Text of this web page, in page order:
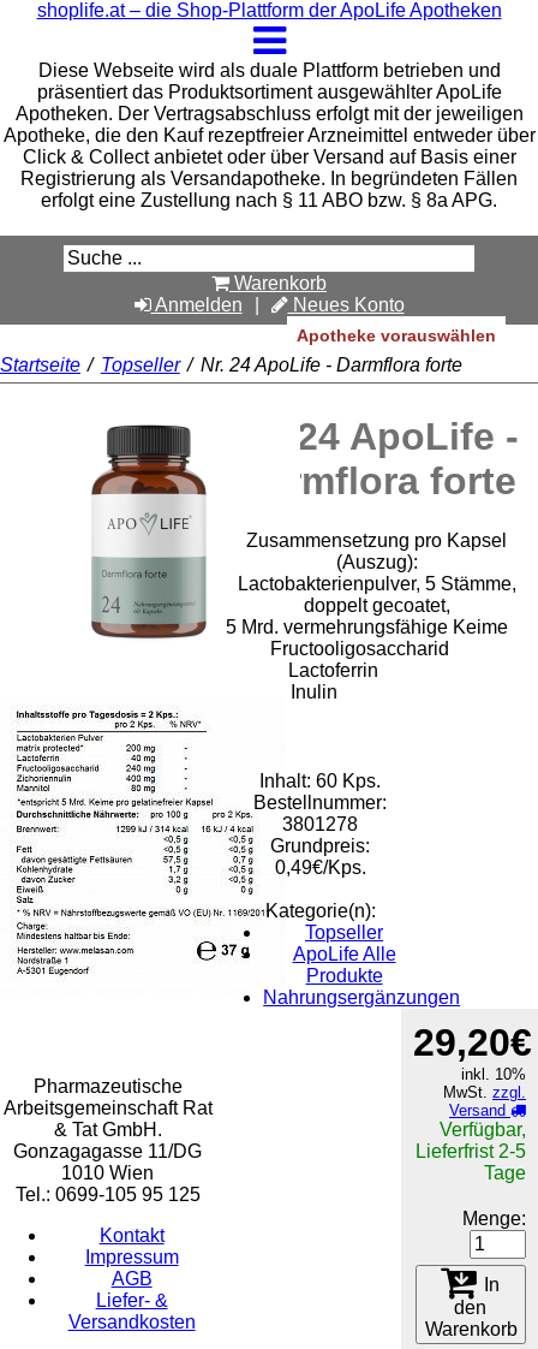
shoplife.at – die Shop-Plattform der ApoLife Apotheken
Diese Webseite wird als duale Plattform betrieben und
präsentiert das Produktsortiment ausgewählter ApoLife
Apotheken. Der Vertragsabschluss erfolgt mit der jeweiligen
Apotheke, die den Kauf rezeptfreier Arzneimittel entweder über
Click & Collect anbietet oder über Versand auf Basis einer
Registrierung als Versandapotheke. In begründeten Fällen
erfolgt eine Zustellung nach § 11 ABO bzw. § 8a APG.
Warenkorb
Anmelden
Neues Konto
Apotheke vorauswählen
Startseite / Topseller / Nr. 24 ApoLife - Darmflora forte
Nr. 24 ApoLife -
Darmflora forte
Zusammensetzung pro Kapsel
(Auszug):
Lactobakterienpulver, 5 Stämme,
doppelt gecoatet,
5 Mrd. vermehrungsfähige Keime
Fructooligosaccharid
Lactoferrin
Inulin
Inhalt: 60 Kps.
Bestellnummer:
3801278
Grundpreis:
0,49€/Kps.
Kategorie(n):
Topseller
ApoLife Alle
Produkte
Nahrungsergänzungen
29,20€
inkl. 10%
MwSt. zzgl.
Versand
Verfügbar,
Lieferfrist 2-5
Tage
Menge:
In
den
Warenkorb
Pharmazeutische
Arbeitsgemeinschaft Rat
& Tat GmbH.
Gonzagagasse 11/DG
1010 Wien
Tel.: 0699-105 95 125
Kontakt
Impressum
AGB
Liefer- &
Versandkosten